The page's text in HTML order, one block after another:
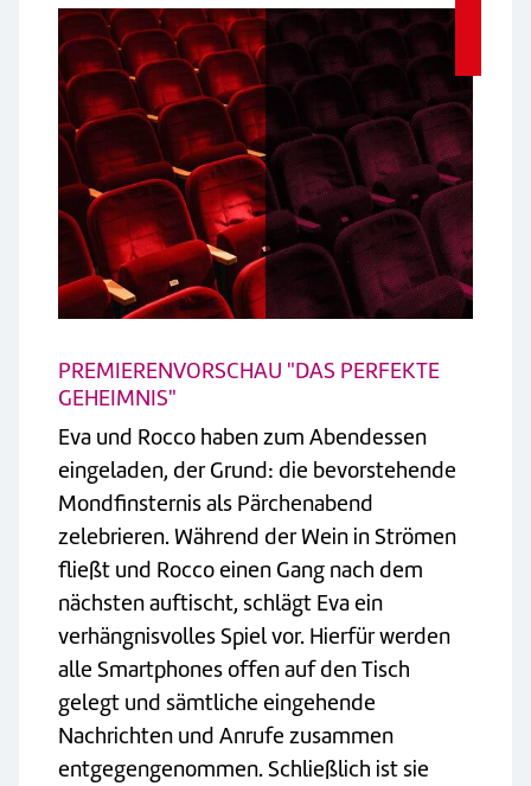
PREMIERENVORSCHAU "DAS PERFEKTE
GEHEIMNIS"
Eva und Rocco haben zum Abendessen
eingeladen, der Grund: die bevorstehende
Mondfinsternis als Pärchenabend
zelebrieren. Während der Wein in Strömen
fließt und Rocco einen Gang nach dem
nächsten auftischt, schlägt Eva ein
verhängnisvolles Spiel vor. Hierfür werden
alle Smartphones offen auf den Tisch
gelegt und sämtliche eingehende
Nachrichten und Anrufe zusammen
entgegengenommen. Schließlich ist sie